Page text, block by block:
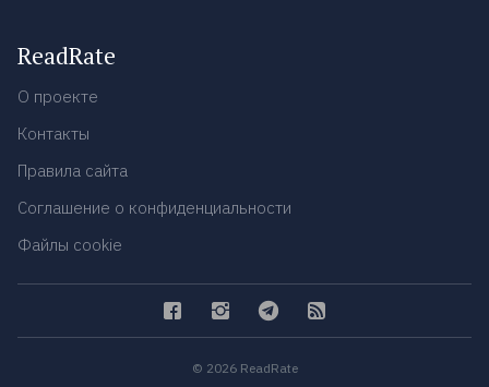
ReadRate
О проекте
Контакты
Правила сайта
Соглашение о конфиденциальности
Файлы cookie
© 2026 ReadRate